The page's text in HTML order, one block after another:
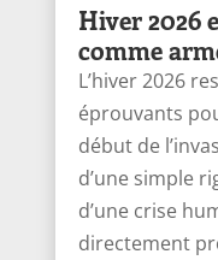
Hiver 2026
comme
L’hiver 2026
éprouvants
début de
d’une simple
d’une crise
directement